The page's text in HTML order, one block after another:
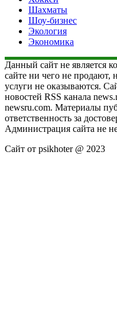
Шахматы
Шоу-бизнес
Экология
Экономика
Данный сайт не является
сайте ни чего не продают,
услуги не оказываются.
новостей RSS канала
newsru.com. Материалы
ответственность за
Администрация сайта не
Сайт от psikhoter @ 2023